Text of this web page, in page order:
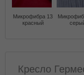
Микрофибра 13
красный
Кресло